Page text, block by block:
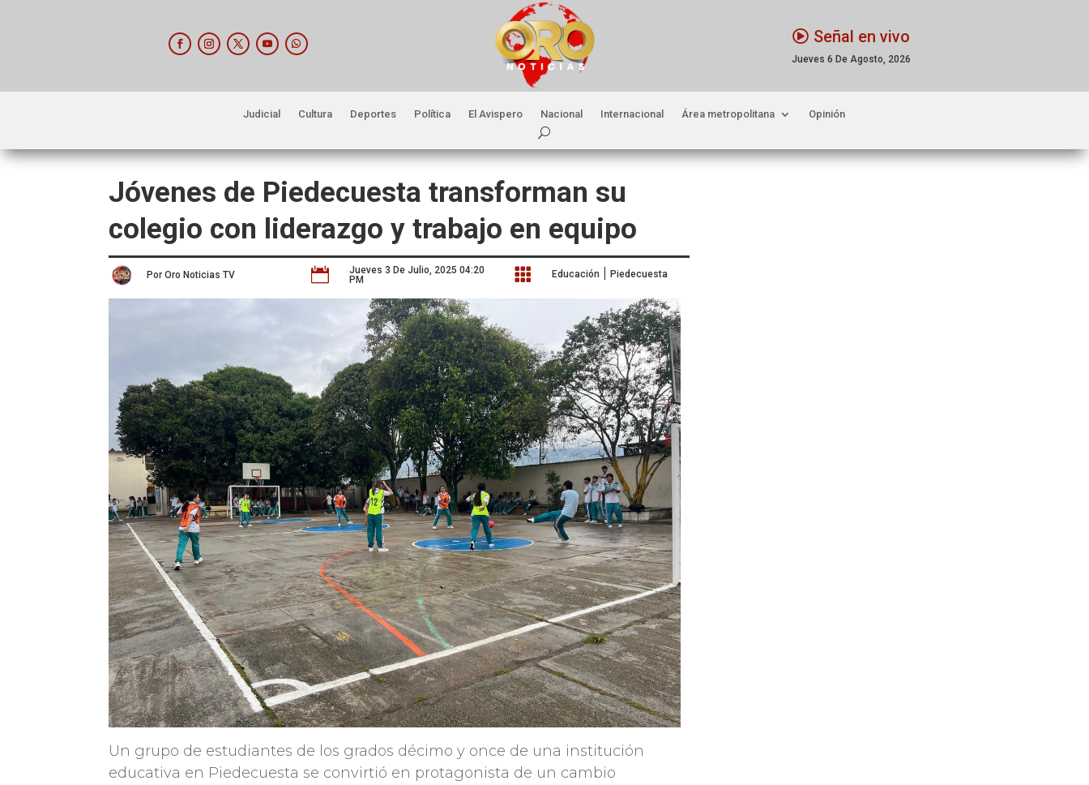
Señal en vivo
Jueves 6 De Agosto, 2026
Judicial Cultura Deportes Política El Avispero Nacional Internacional Área metropolitana Opinión
Jóvenes de Piedecuesta transforman su
colegio con liderazgo y trabajo en equipo
Por Oro Noticias TV 
Jueves 3 De Julio, 2025 04:20
PM
 Educación |Piedecuesta
Un grupo de estudiantes de los grados décimo y once de una institución
educativa en Piedecuesta se convirtió en protagonista de un cambio